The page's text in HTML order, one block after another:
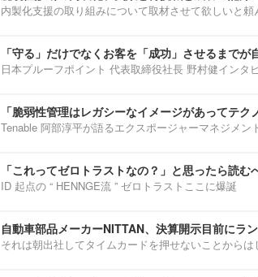
内製化支援の取り組みについて取材させて欲しいと
「守る」だけでなくお客を「成功」させるまでが
日本プルーフポイント 代表取締役社長 野村健インタ
「脆弱性管理はレガシーなイメージがあってテ
Tenable 阿部淳平が語るエクスポージャーマネジメン
「これってゼロトラストなの？」と思ったら読む
ID 起点の “ HENNGE流 ” ゼロトラストここに爆誕
自動車部品メーカーNITTAN、決算開示目前にラ
それは朝出社してタイムカードを押せないことから